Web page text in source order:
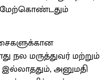
மேற்கொண்டதும்
நல மருத்துவர் மற்றும்
அனுமதி